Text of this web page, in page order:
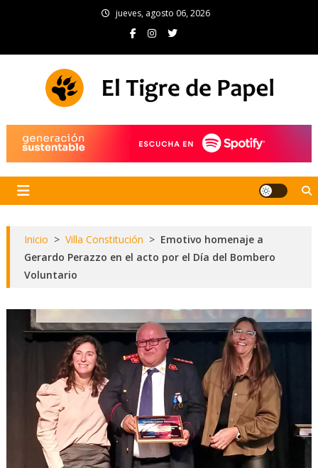
jueves, agosto 06, 2026
Inicio > Villa Constitución > Emotivo homenaje a
Gerardo Perazzo en el acto por el Día del Bombero
Voluntario